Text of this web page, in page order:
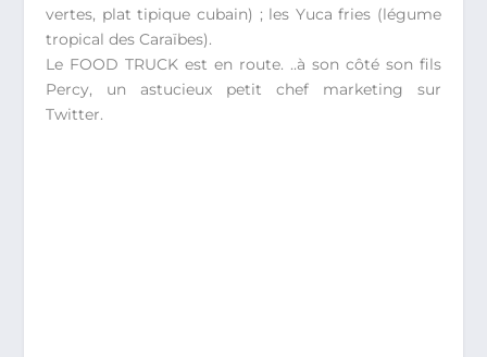
vertes, plat tipique cubain) ; les Yuca fries (légume
tropical des Caraïbes).
Le FOOD TRUCK est en route. ..à son côté son fils
Percy, un astucieux petit chef marketing sur
Twitter.